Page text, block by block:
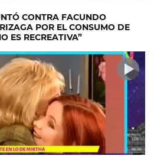
CONTRA FACUNDO
POR EL CONSUMO DE
ES RECREATIVA”